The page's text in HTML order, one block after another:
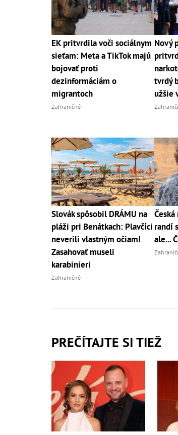
EK pritvrdila voči sociálnym
sieťam: Meta a TikTok majú
bojovať proti
dezinformáciám o
migrantoch
Zahraničné
Nový
tvrdý
užšie
Slovák spôsobil DRÁMU na
pláži pri Benátkach: Plavčíci
neverili vlastným očiam!
Zasahovať museli
karabinieri
Zahraničné
randí
ale...
PREČÍTAJTE SI TIEŽ